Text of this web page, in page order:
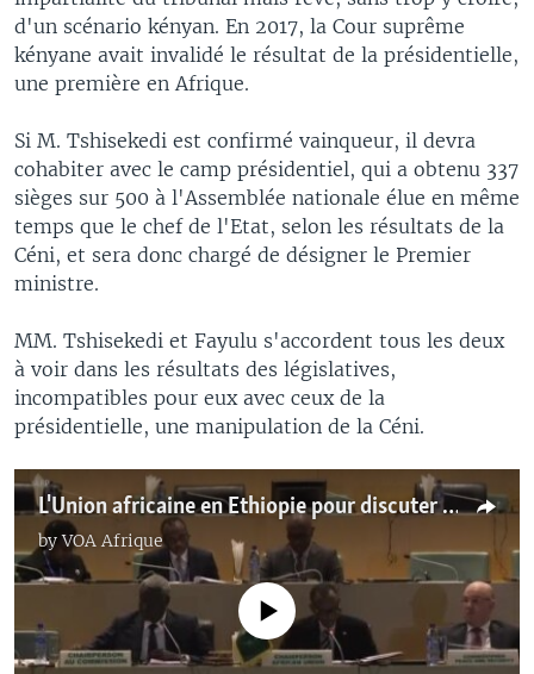
d'un scénario kényan. En 2017, la Cour suprême
kényane avait invalidé le résultat de la présidentielle,
une première en Afrique.
Si M. Tshisekedi est confirmé vainqueur, il devra
cohabiter avec le camp présidentiel, qui a obtenu 337
sièges sur 500 à l'Assemblée nationale élue en même
temps que le chef de l'Etat, selon les résultats de la
Céni, et sera donc chargé de désigner le Premier
ministre.
MM. Tshisekedi et Fayulu s'accordent tous les deux
à voir dans les résultats des législatives,
incompatibles pour eux avec ceux de la
présidentielle, une manipulation de la Céni.
L'Union africaine en Ethiopie pour discuter de la situation en RDC
byVOA Afrique
No media source currently available